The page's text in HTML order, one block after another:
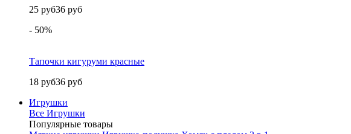
25 руб36 руб
- 50%
Тапочки кигуруми красные
18 руб36 руб
Игрушки
Все Игрушки
Популярные товары